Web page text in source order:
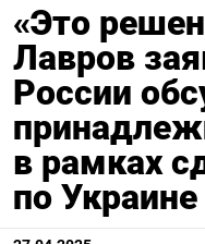
«Это
Лавров
России
в рамках
по Украине